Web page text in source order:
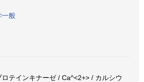
一般
テインキナーゼ / Ca^<2+> / カルシウ